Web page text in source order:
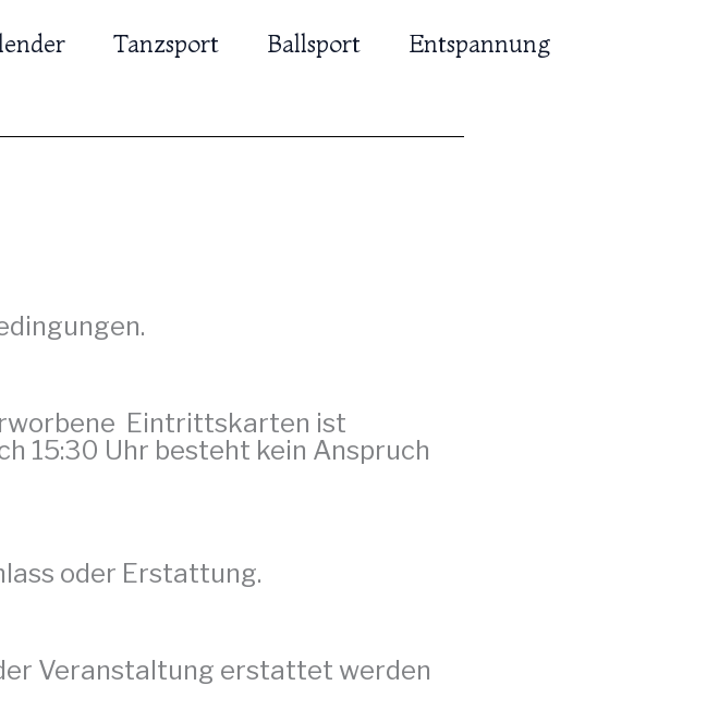
Tanzsport Ballsport Entspannung
Eintrittskarten ist
15:30 Uhr besteht kein Anspruch
oder Erstattung.
Veranstaltung erstattet werden